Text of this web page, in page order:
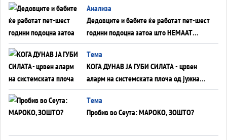
Анализа
Дедовците и бабите ќе работат пет-шест
години подоцна затоа што НЕМААТ
ВНУЦИ ДА ГИ ЗАМЕНАТ
Tема
КОГА ДУНАВ ЈА ГУБИ СИЛАТА - црвен
аларм на системската плоча од јужна
Германија до Црното Море...
Tема
Пробив во Сеута: МАРОКО, ЗОШТО?